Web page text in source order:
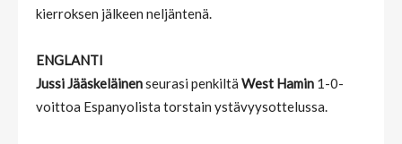
kierroksen jälkeen neljäntenä.
ENGLANTI
Jussi Jääskeläinenseurasi penkiltä West Hamin 1-0-
voittoa Espanyolista torstain ystävyysottelussa.